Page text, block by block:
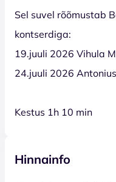
Sel suvel rõõmustab
kontserdiga:
19.juuli 2026 Vihula
24.juuli 2026
Kestus 1h 10 min
Hinnainfo